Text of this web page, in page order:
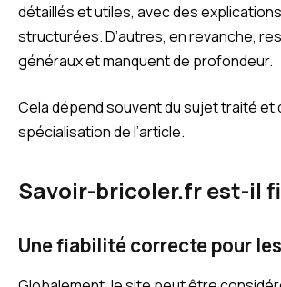
détaillés et utiles, avec des
structurées. D’autres, en revanche,
généraux et manquent de profondeur.
Cela dépend souvent du sujet traité et
spécialisation de l’article.
Savoir-bricoler.fr est-il
Une fiabilité correcte pour